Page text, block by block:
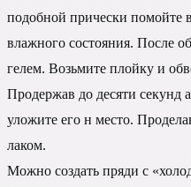
подобной прически помойте
влажного состояния. После
гелем. Возьмите плойку и
Продержав до десяти секунд
уложите его н место.
лаком.
Можно создать пряди с